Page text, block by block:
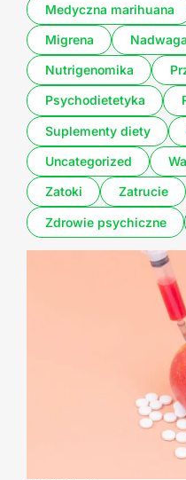
Medyczna marihuana
Migrena
Nutrigenomika
Psychodietetyka
Suplementy diety
Uncategorized
Zatoki Zatrucie
Zdrowie psychiczne